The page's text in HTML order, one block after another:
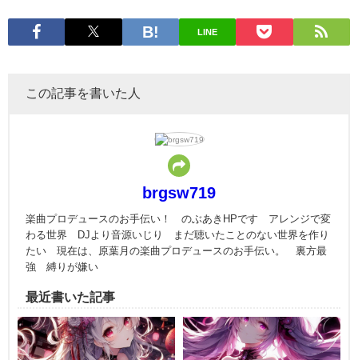
LINE
この記事を書いた人
brgsw719
楽曲プロデュースのお手伝い！ のぶあきHPです アレンジで変
わる世界 DJより音源いじり まだ聴いたことのない世界を作り
たい 現在は、原葉月の楽曲プロデュースのお手伝い。 裏方最
強 縛りが嫌い
最近書いた記事